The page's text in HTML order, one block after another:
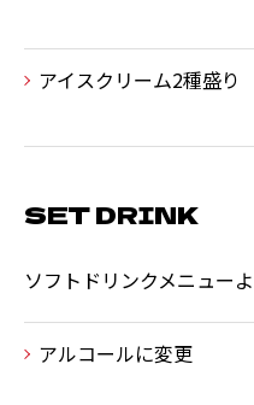
アイスクリーム2種盛り
SET DRINK
ソフトドリンクメニュー
アルコールに変更